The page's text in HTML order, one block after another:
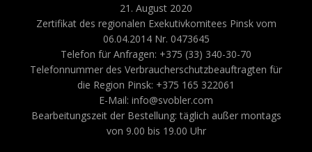
21. August 2020
Zertifikat des regionalen Exekutivkomitees Pinsk vom
06.04.2014 Nr. 0473645
Telefon für Anfragen: +375 (33) 340-30-70
Telefonnummer des Verbraucherschutzbeauftragten für
die Region Pinsk: +375 165 322061
E-Mail: info@svobler.com
Bearbeitungszeit der Bestellung: täglich außer montags
von 9.00 bis 19.00 Uhr